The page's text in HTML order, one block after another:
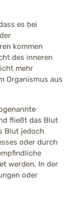
es bei
kommen
des inneren
mehr
Organismus aus
fließt das Blut
Blut jedoch
oder durch
werden. In der
oder